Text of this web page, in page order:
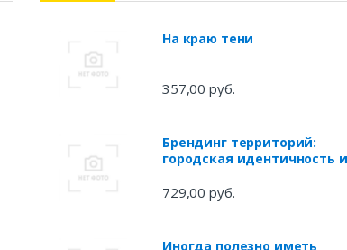
На краю тени
357,00 руб.
Брендинг территорий:
городская идентичность и
729,00 руб.
Иногда полезно иметь